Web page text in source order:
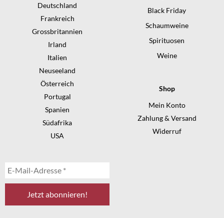
Deutschland
Frankreich
Grossbritannien
Irland
Italien
Neuseeland
Österreich
Portugal
Spanien
Südafrika
USA
Black Friday
Schaumweine
Spirituosen
Weine
Shop
Mein Konto
Zahlung & Versand
Widerruf